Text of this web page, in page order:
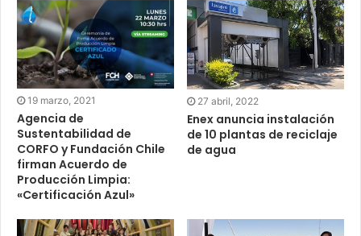
19 marzo, 2021
Agencia de
Sustentabilidad de
CORFO y Fundación Chile
firman Acuerdo de
Producción Limpia:
«Certificación Azul»
27 abril, 2022
Enex anuncia instalación
de 10 plantas de reciclaje
de agua